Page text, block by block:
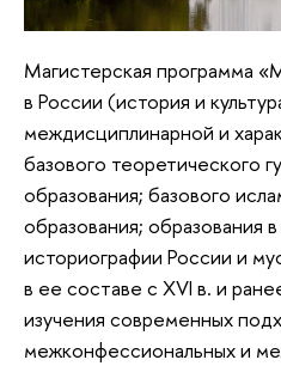
Магистерская программа
в России (история и
междисциплинарной и
базового теоретического
образования; базового
образования; образования
историографии России и
в ее составе с XVI в. и
изучения современных
межконфессиональных и